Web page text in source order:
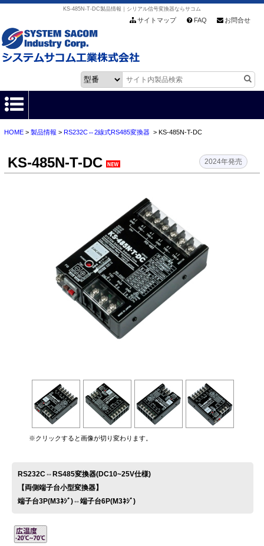
KS-485N-T-DC製品情報｜シリアル信号変換器ならサコム
サイトマップ FAQ お問合せ
HOME
お客様サポート
会社情報
お問い合わせ
HOME> 製品情報 > RS232C⇔2線式RS485変換器> KS-485N-T-DC
KS-485N-T-DC 2024年発売
※クリックすると画像が切り変わります。
RS232C⇔RS485変換器(DC10~25V仕様)
【両側端子台小型変換器】
端子台3P(M3ﾈｼﾞ)⇔端子台6P(M3ﾈｼﾞ)